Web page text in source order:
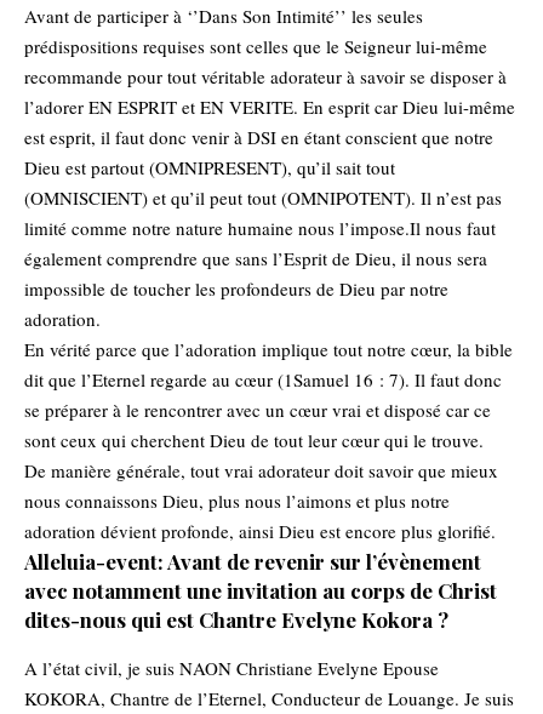
Avant de participer à ‘’Dans Son Intimité’’ les seules
prédispositions requises sont celles que le Seigneur lui-même
recommande pour tout véritable adorateur à savoir se disposer à
l’adorer EN ESPRIT et EN VERITE. En esprit car Dieu lui-même
est esprit, il faut donc venir à DSI en étant conscient que notre
Dieu est partout (OMNIPRESENT), qu’il sait tout
(OMNISCIENT) et qu’il peut tout (OMNIPOTENT). Il n’est pas
limité comme notre nature humaine nous l’impose.Il nous faut
également comprendre que sans l’Esprit de Dieu, il nous sera
impossible de toucher les profondeurs de Dieu par notre
adoration.
En vérité parce que l’adoration implique tout notre cœur, la bible
dit que l’Eternel regarde au cœur (1Samuel 16 : 7). Il faut donc
se préparer à le rencontrer avec un cœur vrai et disposé car ce
sont ceux qui cherchent Dieu de tout leur cœur qui le trouve.
De manière générale, tout vrai adorateur doit savoir que mieux
nous connaissons Dieu, plus nous l’aimons et plus notre
adoration dévient profonde, ainsi Dieu est encore plus glorifié.
Alleluia-event: Avant de revenir sur l’évènement
avec notamment une invitation au corps de Christ
dites-nous qui est Chantre Evelyne Kokora ?
A l’état civil, je suis NAON Christiane Evelyne Epouse
KOKORA, Chantre de l’Eternel, Conducteur de Louange. Je suis